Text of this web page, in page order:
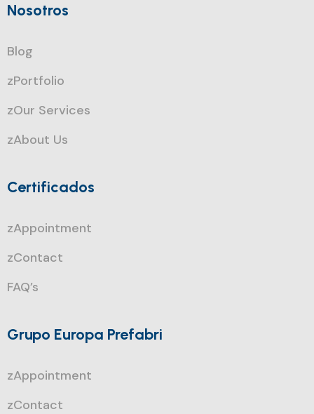
Nosotros
Blog
zPortfolio
zOur Services
zAbout Us
Certificados
zAppointment
zContact
FAQ’s
Grupo Europa Prefabri
zAppointment
zContact